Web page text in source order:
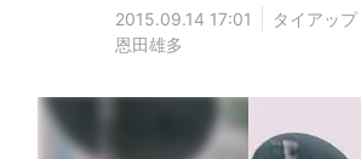
2015.09.14 17:01 タイアップ
恩田雄多